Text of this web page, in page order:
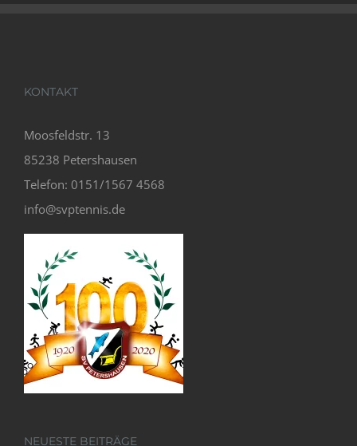
KONTAKT
Moosfeldstr. 13
85238 Petershausen
Telefon: 0151/1567 4568
info@svptennis.de
NEUESTE BEITRÄGE